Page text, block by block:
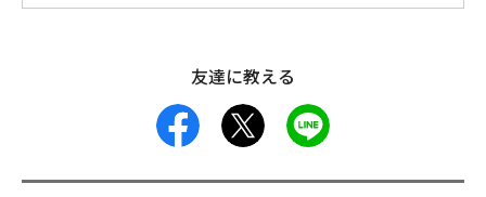
友達に教える
facebook